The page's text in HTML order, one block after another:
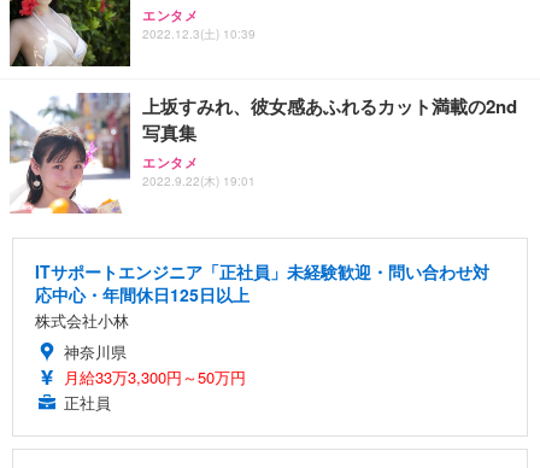
エンタメ
2022.12.3(土) 10:39
上坂すみれ、彼女感あふれるカット満載の2nd
写真集
エンタメ
2022.9.22(木) 19:01
ITサポートエンジニア「正社員」未経験歓迎・問い合わせ対
応中心・年間休日125日以上
株式会社小林
神奈川県
月給33万3,300円～50万円
正社員